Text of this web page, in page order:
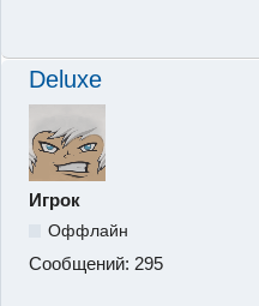
Deluxe
Игрок
Оффлайн
Сообщений: 295